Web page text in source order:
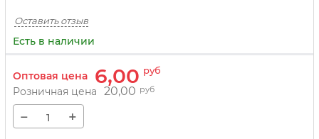
Оставить отзыв
Есть в наличии
Оптовая цена 6,00 руб
Розничная цена 20,00 руб
− +